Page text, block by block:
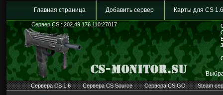
Главная страница Добавить сервер Карты для CS 1.6
Сервер CS : 202.49.176.110:27017
Сервера CS 1.6 Сервера CS Source Сервера CS GO Steam